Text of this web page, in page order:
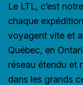
Le LTL, c’est
chaque
voyagent vite et
Québec, en
réseau étendu et
dans les grands